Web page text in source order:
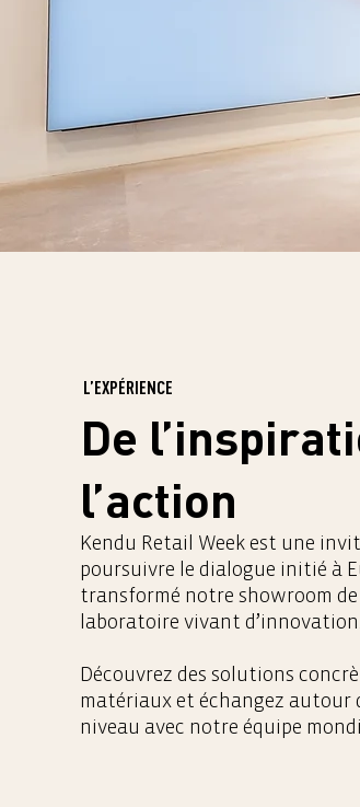
L’EXPÉRIENCE
De
l’action
Kendu Retail Week est une
poursuivre le dialogue initié à
transformé notre showroom
laboratoire vivant d’innovation.
Découvrez des solutions
matériaux et échangez autour
niveau avec notre équipe